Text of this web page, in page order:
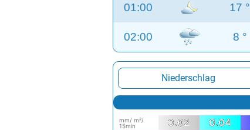
01:00 17 °
02:00 8 °
Niederschlag
mm/ m²/
15min
0.02 0.04